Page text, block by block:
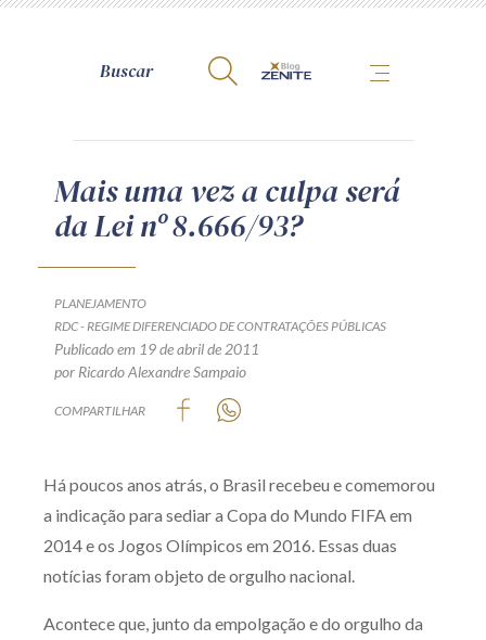
A Zênite
Como publicar conosco
Termos de uso
Política de Privacidade
Guia de Direitos dos Titulares de Dados
Encarregado (contato)
Produtos e serviços
Zênite Fácil IA
Orientação por Escrito
Mais uma vez a culpa será
da Lei nº 8.666/93?
PLANEJAMENTO
RDC - REGIME DIFERENCIADO DE CONTRATAÇÕES PÚBLICAS
Publicado em 19 de abril de 2011
por Ricardo Alexandre Sampaio
COMPARTILHAR
Há poucos anos atrás, o Brasil recebeu e comemorou
a indicação para sediar a Copa do Mundo FIFA em
2014 e os Jogos Olímpicos em 2016. Essas duas
notícias foram objeto de orgulho nacional.
Acontece que, junto da empolgação e do orgulho da